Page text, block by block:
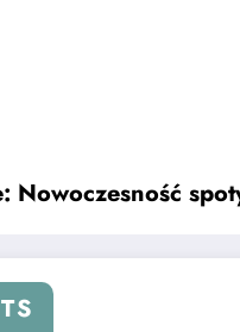
Nowoczesność